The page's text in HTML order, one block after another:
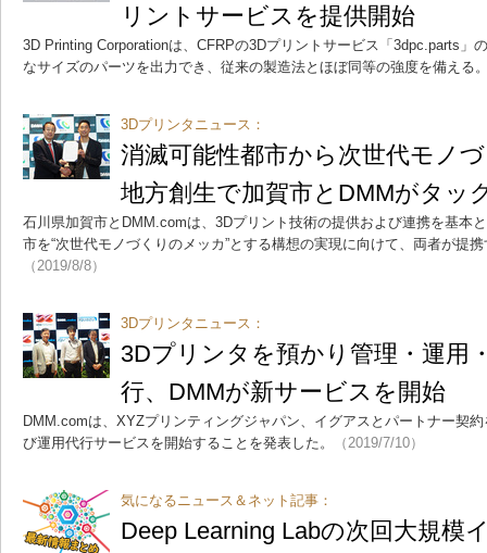
リントサービスを提供開始
3D Printing Corporationは、CFRPの3Dプリントサービス「3dpc.parts」
なサイズのパーツを出力でき、従来の製造法とほぼ同等の強度を備える
3Dプリンタニュース：
消滅可能性都市から次世代モノ
地方創生で加賀市とDMMがタッ
石川県加賀市とDMM.comは、3Dプリント技術の提供および連携を基本
市を“次世代モノづくりのメッカ”とする構想の実現に向けて、両者が提
（2019/8/8）
3Dプリンタニュース：
3Dプリンタを預かり管理・運用
行、DMMが新サービスを開始
DMM.comは、XYZプリンティングジャパン、イグアスとパートナー契
び運用代行サービスを開始することを発表した。
（2019/7/10）
気になるニュース＆ネット記事：
Deep Learning Labの次回大規模